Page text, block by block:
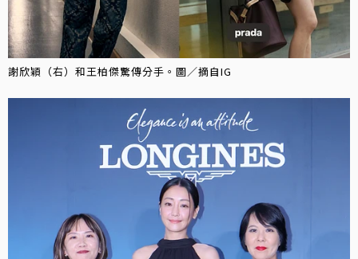
謝欣穎（右）和王柏傑驚傳分手。圖／摘自IG